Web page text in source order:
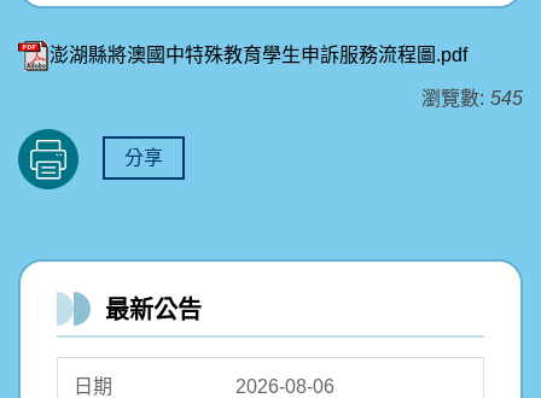
澎湖縣將澳國中特殊教育學生申訴服務流程圖.pdf
瀏覽數: 545
分享
最新公告
2026-08-06